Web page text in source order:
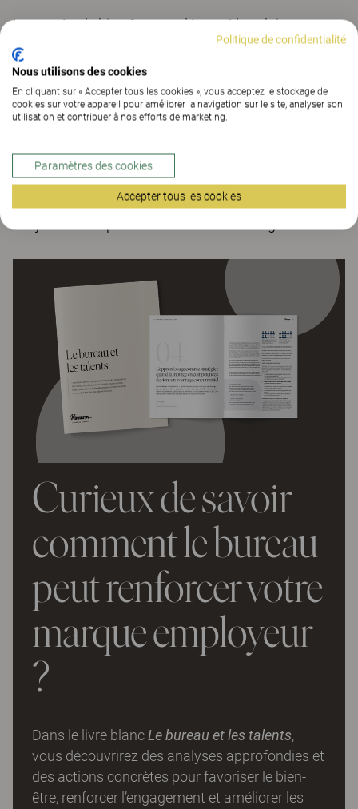
La santé et le bien-être ont dépassé le salaire comme
facteur numéro un d’attraction et de fidélisation. Il ne
s’agit pas seulement de créer un cadre agréable –
c’est un moteur de performance, d’engagement et de
compétitivité.
au coeur de leur marque employeur. Mais pour
réussir, la responsabilité ne peut pas reposer
uniquement sur les RH – elle doit être portée
Curieux de savoir
comment le bureau
peut renforcer votre
marque employeur
?
Dans le livre blancLe bureau et les talents,
vous découvrirez des analyses approfondies et
des actions concrètes pour favoriser le bien-
être, renforcer l’engagement et améliorer les
Politique de confidentialité
Nous utilisons des cookies
En cliquant sur « Accepter tous les cookies », vous acceptez le stockage de
cookies sur votre appareil pour améliorer la navigation sur le site, analyser son
utilisation et contribuer à nos efforts de marketing.
Paramètres des cookies
Accepter tous les cookies